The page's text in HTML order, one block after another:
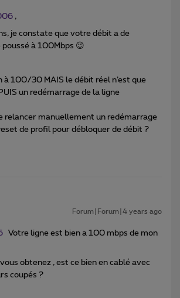
,
je constate que votre débit a de
à 100Mbps 😉
à 100/30 MAIS le débit réel n’est que
un redémarrage de la ligne
relancer manuellement un redémarrage
de profil pour débloquer de débit ?
Forum|Forum|4 years ago
Votre ligne est bien a 100 mbps de mon
obtenez , est ce bien en cablé avec
coupés ?